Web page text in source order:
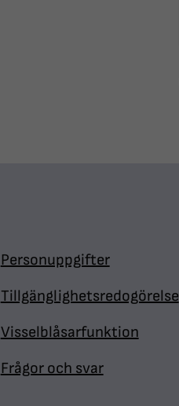
Personuppgifter
Tillgänglighetsredogörelse
Visselblåsarfunktion
Frågor och svar